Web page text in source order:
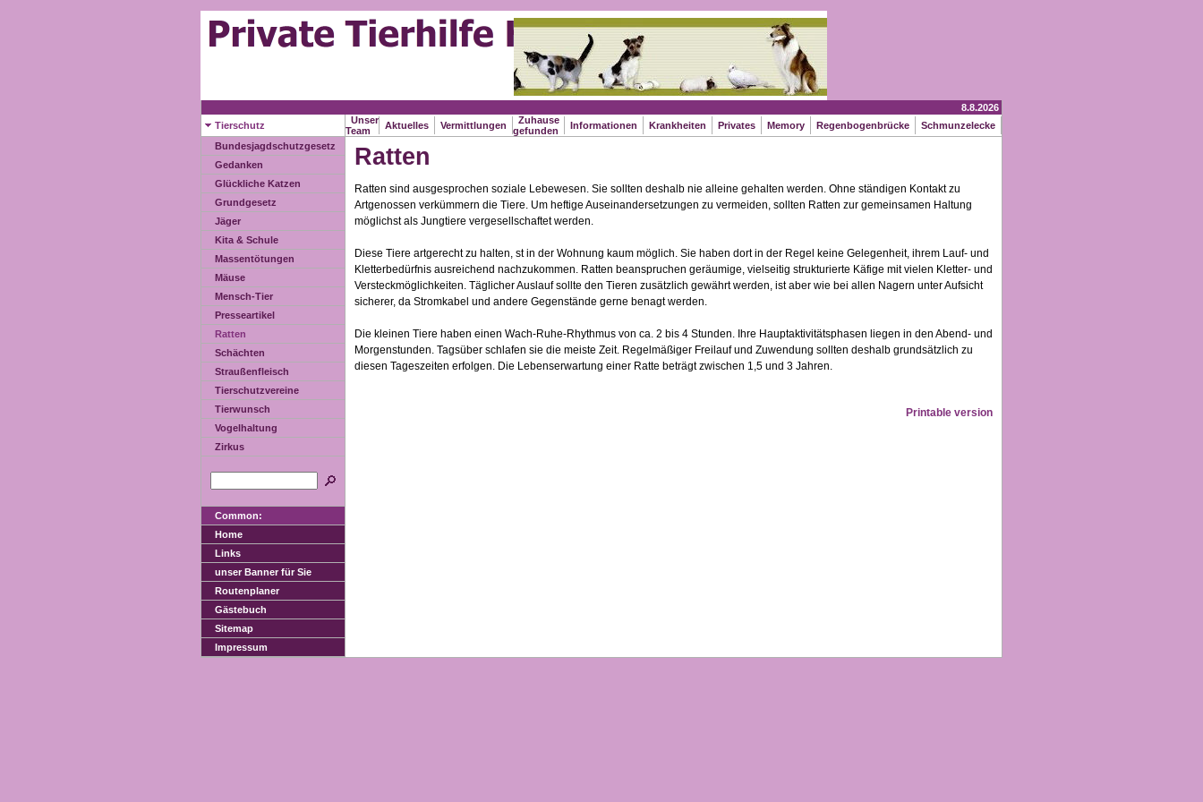
8.8.2026
Tierschutz
Unser
Team
Aktuelles Vermittlungen
Zuhause
gefunden
Informationen Krankheiten Privates Memory Regenbogenbrücke
Schmunzelecke
Bundesjagdschutzgesetz
Gedanken
Glückliche Katzen
Grundgesetz
Jäger
Kita & Schule
Massentötungen
Mäuse
Mensch-Tier
Presseartikel
Ratten
Schächten
Straußenfleisch
Tierschutzvereine
Tierwunsch
Vogelhaltung
Zirkus
Common:
Home
Links
unser Banner für Sie
Routenplaner
Gästebuch
Sitemap
Impressum
Ratten
Ratten sind ausgesprochen soziale Lebewesen. Sie sollten deshalb nie alleine gehalten werden. Ohne ständigen Kontakt zu
Artgenossen verkümmern die Tiere. Um heftige Auseinandersetzungen zu vermeiden, sollten Ratten zur gemeinsamen Haltung
möglichst als Jungtiere vergesellschaftet werden.
Diese Tiere artgerecht zu halten, st in der Wohnung kaum möglich. Sie haben dort in der Regel keine Gelegenheit, ihrem Lauf- und
Kletterbedürfnis ausreichend nachzukommen. Ratten beanspruchen geräumige, vielseitig strukturierte Käfige mit vielen Kletter- und
Versteckmöglichkeiten. Täglicher Auslauf sollte den Tieren zusätzlich gewährt werden, ist aber wie bei allen Nagern unter Aufsicht
sicherer, da Stromkabel und andere Gegenstände gerne benagt werden.
Die kleinen Tiere haben einen Wach-Ruhe-Rhythmus von ca. 2 bis 4 Stunden. Ihre Hauptaktivitätsphasen liegen in den Abend- und
Morgenstunden. Tagsüber schlafen sie die meiste Zeit. Regelmäßiger Freilauf und Zuwendung sollten deshalb grundsätzlich zu
diesen Tageszeiten erfolgen. Die Lebenserwartung einer Ratte beträgt zwischen 1,5 und 3 Jahren.
Printable version